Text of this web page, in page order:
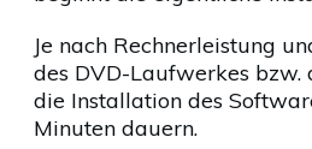
Je nach Rechnerleistung
des DVD-Laufwerkes bzw.
die Installation des
Minuten dauern.